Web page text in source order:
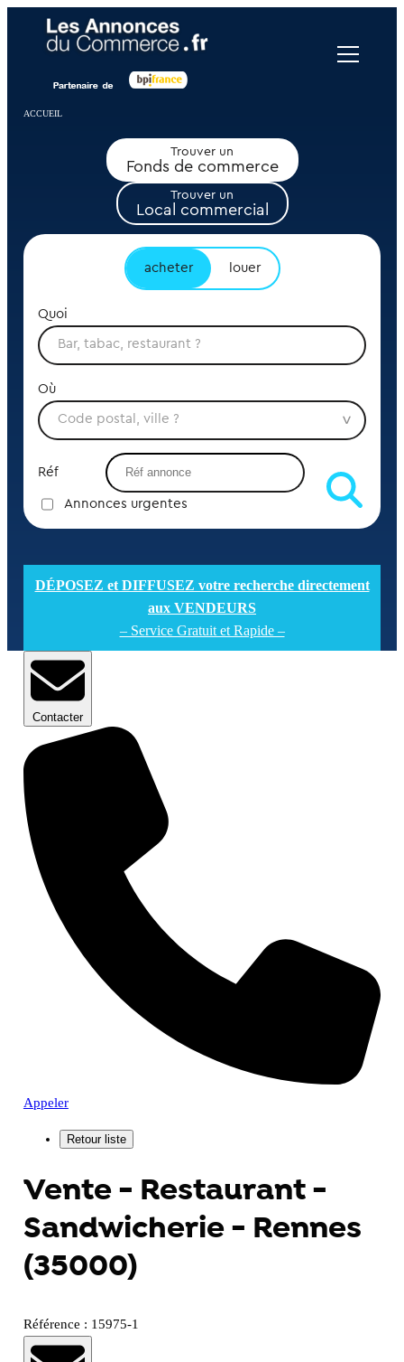
ACCUEIL
Trouver un
Fonds de commerce
Trouver un
Local commercial
acheter louer
Quoi
Où
Réf
Annonces urgentes
DÉPOSEZ et DIFFUSEZ votre recherche directement
aux VENDEURS
– Service Gratuit et Rapide –
Contacter
Appeler
Vente - Restaurant -
Sandwicherie - Rennes
(35000)
Référence : 15975-1
Panneau de gestion des cookies